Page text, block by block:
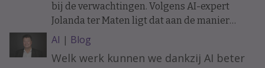
bij de verwachtingen. Volgens AI-expert
Jolanda ter Maten ligt dat aan de manier
waarop organisaties ermee beginnen.
AI | Blog
Welk werk kunnen we dankzij AI beter